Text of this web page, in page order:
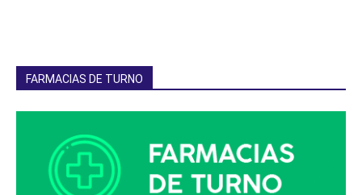
FARMACIAS DE TURNO